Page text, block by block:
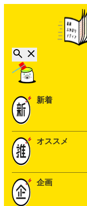
新着
オススメ
企画